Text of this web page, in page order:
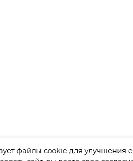
файлы cookie для улучшения